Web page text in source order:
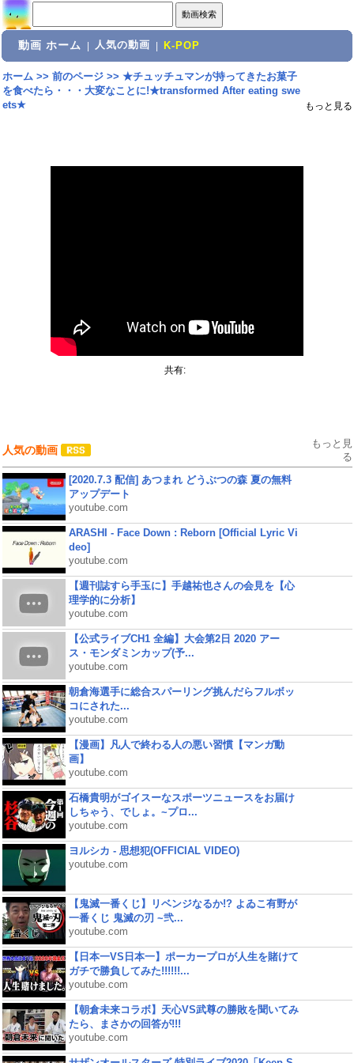
動画 ホーム 人気の動画 K-POP
ホーム>> 前のページ>> ★チュッチュマンが持ってきたお菓子
を食べたら・・・大変なことに!★transformed After eating swe
ets★
もっと見る
共有:
人気の動画
もっと見
る
[2020.7.3 配信] あつまれ どうぶつの森 夏の無料
アップデート
youtube.com
ARASHI - Face Down : Reborn [Official Lyric Vi
deo]
youtube.com
【週刊誌すら手玉に】手越祐也さんの会見を【心
理学的に分析】
youtube.com
【公式ライブCH1 全編】大会第2日 2020 アー
ス・モンダミンカップ(予...
youtube.com
朝倉海選手に総合スパーリング挑んだらフルボッ
コにされた...
youtube.com
【漫画】凡人で終わる人の悪い習慣【マンガ動
画】
youtube.com
石橋貴明がゴイスーなスポーツニュースをお届け
しちゃう、でしょ。~プロ...
youtube.com
ヨルシカ - 思想犯(OFFICIAL VIDEO)
youtube.com
【鬼滅一番くじ】リベンジなるか!? よゐこ有野が
一番くじ 鬼滅の刃 ~弐...
youtube.com
【日本一VS日本一】ポーカープロが人生を賭けて
ガチで勝負してみた!!!!!!...
youtube.com
【朝倉未来コラボ】天心VS武尊の勝敗を聞いてみ
たら、まさかの回答が!!!
youtube.com